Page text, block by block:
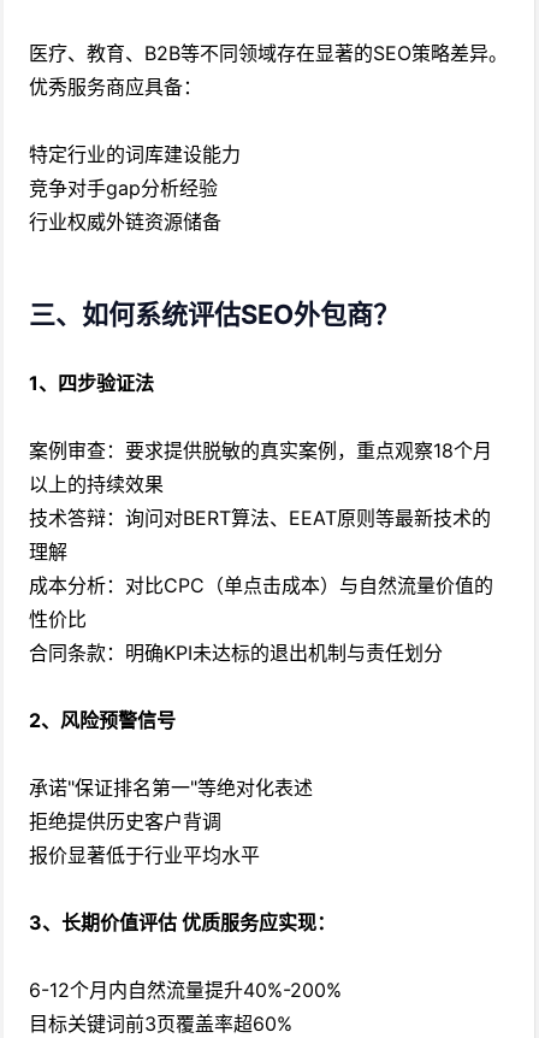
医疗、教育、B2B等不同领域存在显著的SEO策略差异。
优秀服务商应具备：
特定行业的词库建设能力
竞争对手gap分析经验
行业权威外链资源储备
三、如何系统评估SEO外包商？
1、四步验证法
案例审查：要求提供脱敏的真实案例，重点观察18个月
以上的持续效果
技术答辩：询问对BERT算法、EEAT原则等最新技术的
理解
成本分析：对比CPC（单点击成本）与自然流量价值的
性价比
合同条款：明确KPI未达标的退出机制与责任划分
2、风险预警信号
承诺"保证排名第一"等绝对化表述
拒绝提供历史客户背调
报价显著低于行业平均水平
3、长期价值评估 优质服务应实现：
6-12个月内自然流量提升40%-200%
目标关键词前3页覆盖率超60%